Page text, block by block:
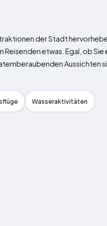
der Stadt
etwas. Egal, ob Sie
Aussichten
Wasseraktivitäten